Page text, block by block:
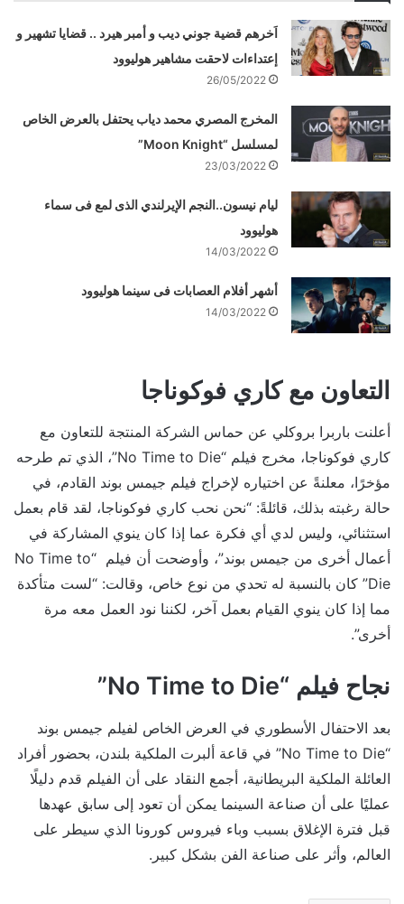
اَخرهم قضية جوني ديب و أمبر هيرد .. قضايا تشهير و
إعتداءات لاحقت مشاهير هوليوود
26/05/2022
المخرج المصري محمد دياب يحتفل بالعرض الخاص
لمسلسل “Moon Knight”
23/03/2022
ليام نيسون..النجم الإيرلندي الذى لمع فى سماء
هوليوود
14/03/2022
أشهر أفلام العصابات فى سينما هوليوود
14/03/2022
التعاون مع كاري فوكوناجا
أعلنت باربرا بروكلي عن حماس الشركة المنتجة للتعاون مع
كاري فوكوناجا، مخرج فيلم “No Time to Die”، الذي تم طرحه
مؤخرًا، معلنةً عن اختياره لإخراج فيلم جيمس بوند القادم، في
حالة رغبته بذلك، قائلةً: “نحن نحب كاري فوكوناجا، لقد قام بعمل
استثنائي، وليس لدي أي فكرة عما إذا كان ينوي المشاركة في
أعمال أخرى من جيمس بوند”، وأوضحت أن فيلم “No Time to
Die” كان بالنسبة له تحدي من نوع خاص، وقالت: “لست متأكدة
مما إذا كان ينوي القيام بعمل آخر، لكننا نود العمل معه مرة
أخرى”.
نجاح فيلم “No Time to Die”
بعد الاحتفال الأسطوري في العرض الخاص لفيلم جيمس بوند
“No Time to Die” في قاعة ألبرت الملكية بلندن، بحضور أفراد
العائلة الملكية البريطانية، أجمع النقاد على أن الفيلم قدم دليلًا
عمليًا على أن صناعة السينما يمكن أن تعود إلى سابق عهدها
قبل فترة الإغلاق بسبب وباء فيروس كورونا الذي سيطر على
العالم، وأثر على صناعة الفن بشكل كبير.